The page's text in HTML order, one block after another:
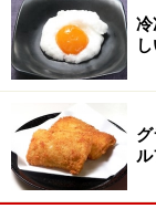
豚の白モツは1
ました。多少増
豚モツ味
■炊飯器で豚モ
ル